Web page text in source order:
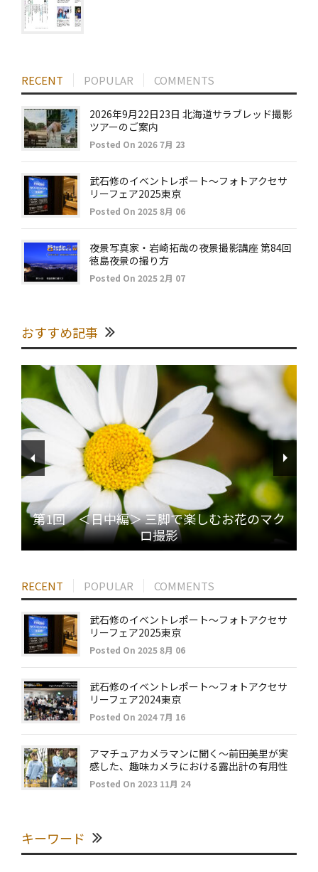
RECENT POPULAR COMMENTS
2026年9月22日23日 北海道サラブレッド撮影
ツアーのご案内
Posted On 2026 7月 23
武石修のイベントレポート～フォトアクセサ
リーフェア2025東京
Posted On 2025 8月 06
夜景写真家・岩崎拓哉の夜景撮影講座 第84回
徳島夜景の撮り方
Posted On 2025 2月 07
おすすめ記事
第1回 ＜日中編＞ 三脚で楽しむお花のマク
ロ撮影
RECENT POPULAR COMMENTS
武石修のイベントレポート～フォトアクセサ
リーフェア2025東京
Posted On 2025 8月 06
武石修のイベントレポート～フォトアクセサ
リーフェア2024東京
Posted On 2024 7月 16
アマチュアカメラマンに聞く～前田美里が実
感した、趣味カメラにおける露出計の有用性
Posted On 2023 11月 24
キーワード